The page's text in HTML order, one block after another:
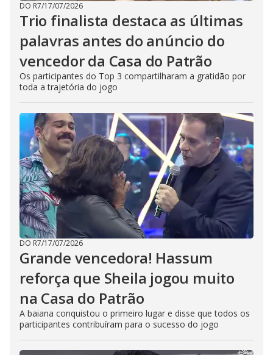
DO R7/17/07/2026
Trio finalista destaca as últimas
palavras antes do anúncio do
vencedor da Casa do Patrão
Os participantes do Top 3 compartilharam a gratidão por
toda a trajetória do jogo
DO R7/17/07/2026
Grande vencedora! Hassum
reforça que Sheila jogou muito
na Casa do Patrão
A baiana conquistou o primeiro lugar e disse que todos os
participantes contribuíram para o sucesso do jogo